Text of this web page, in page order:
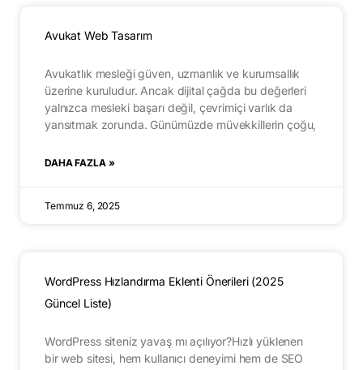
Avukat Web Tasarım
Avukatlık mesleği güven, uzmanlık ve kurumsallık
üzerine kuruludur. Ancak dijital çağda bu değerleri
yalnızca mesleki başarı değil, çevrimiçi varlık da
yansıtmak zorunda. Günümüzde müvekkillerin çoğu,
DAHA FAZLA »
Temmuz 6, 2025
WordPress Hızlandırma Eklenti Önerileri (2025
Güncel Liste)
WordPress siteniz yavaş mı açılıyor?Hızlı yüklenen
bir web sitesi, hem kullanıcı deneyimi hem de SEO